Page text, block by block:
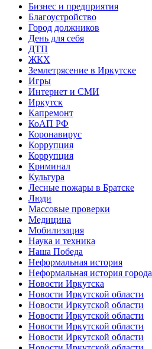
Бизнес и предприятия
Благоустройство
Город должников
День для себя
ДТП
ЖКХ
Землетрясение в Иркутске
Игры
Интернет и СМИ
Иркутск
Капремонт
КоАП РФ
Коронавирус
Коррупция
Коррупция
Криминал
Культура
Лесные пожары в Братске
Люди
Массовые проверки
Медицина
Мобилизация
Наука и техника
Наша Победа
Неформальная история
Неформальная история города
Новости Иркутска
Новости Иркутской области
Новости Иркутской области
Новости Иркутской области
Новости Иркутской области
Новости Иркутской области